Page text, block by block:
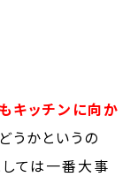
キッチンに向か
うかというの
ては一番大事